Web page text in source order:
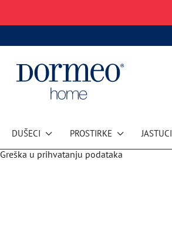
DUŠECI PROSTIRKE JASTUCI
Greška u prihvatanju podataka